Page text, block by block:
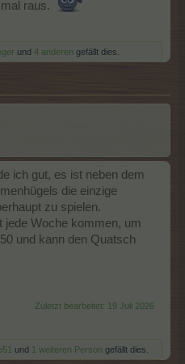
raus.
und 4 anderen gefällt dies.
ich gut, es ist neben dem
die einzige
zu spielen.
jede Woche kommen, um
und kann den Quatsch
Zuletzt bearbeitet: 19 Juli 2026
und 1 weiteren Person gefällt dies.